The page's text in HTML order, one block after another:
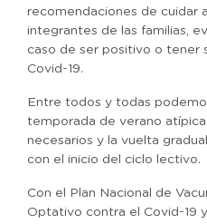
recomendaciones de cuidar
integrantes de las familias,
caso de ser positivo o tener
Covid-19.
Entre todos y todas
temporada de verano
necesarios y la vuelta
con el inicio del ciclo lectivo.
Con el Plan Nacional de
Optativo contra el Covid-19